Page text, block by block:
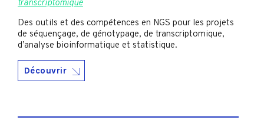
transcriptomique
Des outils et des compétences en NGS pour les projets
de séquençage, de génotypage, de transcriptomique,
d’analyse bioinformatique et statistique.
Découvrir